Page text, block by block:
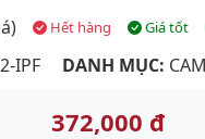
) Hết hàng Giá tốt
IPF DANH MỤC:
372,000 đ